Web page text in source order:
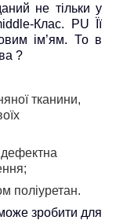
не тільки у
Клас. PU Її
ім’ям. То в
?
тканини,
поліуретан.
зробити для